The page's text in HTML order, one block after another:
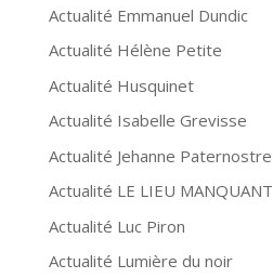
Actualité Emmanuel Dundic
Actualité Hélène Petite
Actualité Husquinet
Actualité Isabelle Grevisse
Actualité Jehanne Paternostre
Actualité LE LIEU MANQUANT
Actualité Luc Piron
Actualité Lumière du noir